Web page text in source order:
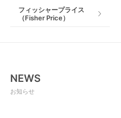
もあります。どうしても気に
高にはなりますが、新品をレ
長期間または複数の子供が使
に対しては、購入のほうがお
フィッシャープライス
（Fisher Price）
NEWS
お知らせ